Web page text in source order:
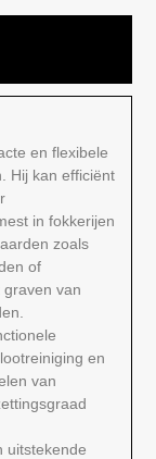
en flexibele
Hij kan efficiënt
in fokkerijen
zoals
of
van
en
van
uitstekende